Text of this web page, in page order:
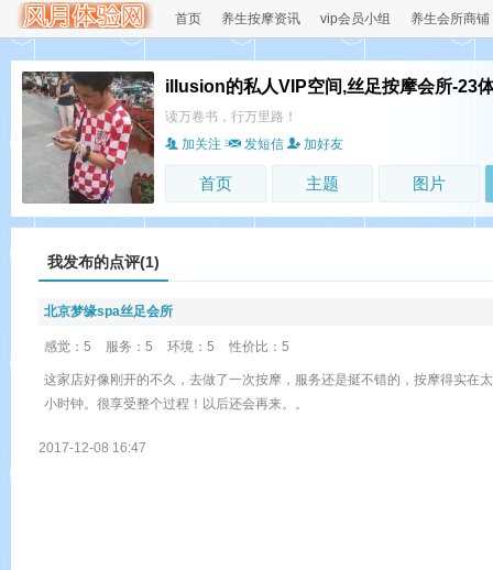
首页 养生按摩资讯 vip会员小组 养生会所商铺
illusion的私人VIP空间,丝足按摩会所-23
读万卷书，行万里路！
加关注
发短信 加好友
首页 主题 图片
我发布的点评(1)
北京梦缘spa丝足会所
感觉：5 服务：5 环境：5 性价比：5
这家店好像刚开的不久，去做了一次按摩，服务还是挺不错的，按摩得实在
小时钟。很享受整个过程！以后还会再来。。
2017-12-08 16:47